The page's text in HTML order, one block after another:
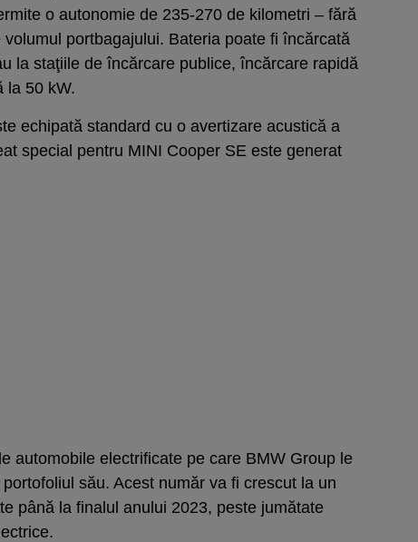
o autonomie de 235-270 de kilometri – fără
portbagajului. Bateria poate fi încărcată
la staţiile de încărcare publice, încărcare rapidă
la 50 kW.
echipată standard cu o avertizare acustică a
special pentru MINI Cooper SE este generat
automobile electrificate pe care BMW Group le
său. Acest număr va fi crescut la un
până la finalul anului 2023, peste jumătate